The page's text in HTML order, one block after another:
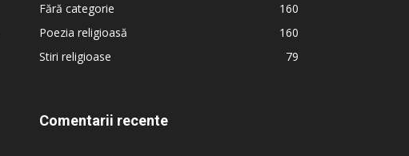
Fără categorie
160
Poezia religioasă
160
Stiri religioase
79
Comentarii recente